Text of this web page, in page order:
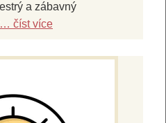
a zábavný
… číst více